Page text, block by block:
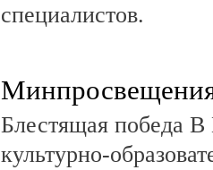
специалистов.
Блестящая победа В
культурно-